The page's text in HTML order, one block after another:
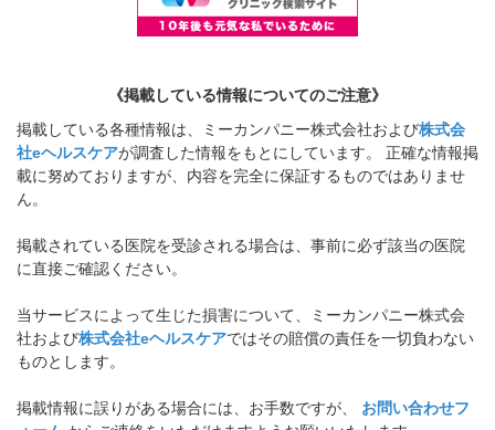
《掲載している情報についてのご注意》
掲載している各種情報は、ミーカンパニー株式会社および株式会
社eヘルスケアが調査した情報をもとにしています。 正確な情報掲
載に努めておりますが、内容を完全に保証するものではありませ
ん。
掲載されている医院を受診される場合は、事前に必ず該当の医院
に直接ご確認ください。
当サービスによって生じた損害について、ミーカンパニー株式会
社および株式会社eヘルスケアではその賠償の責任を一切負わない
ものとします。
掲載情報に誤りがある場合には、お手数ですが、 お問い合わせフ